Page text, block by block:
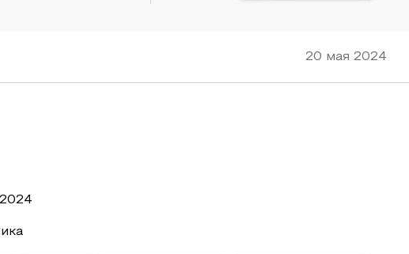
20 мая 2024